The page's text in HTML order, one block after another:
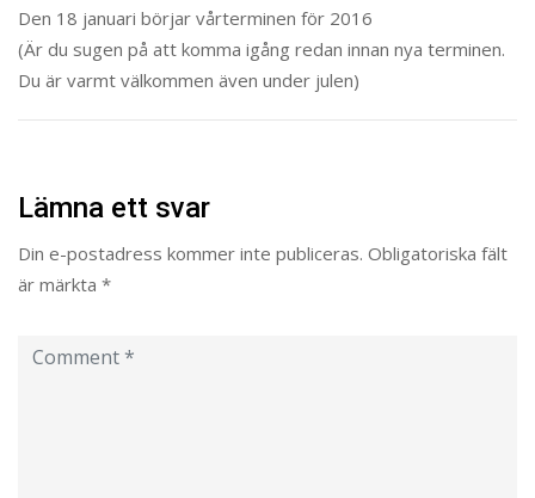
Den 18 januari börjar vårterminen för 2016
(Är du sugen på att komma igång redan innan nya terminen.
Du är varmt välkommen även under julen)
Lämna ett svar
Din e-postadress kommer inte publiceras. Obligatoriska fält
är märkta *